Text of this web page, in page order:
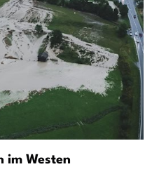
im Westen